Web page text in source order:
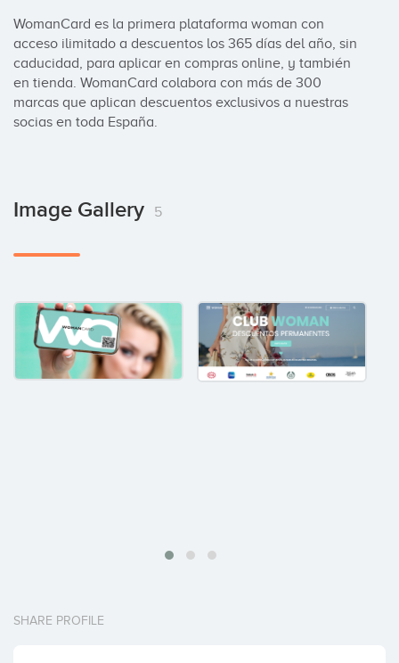
WomanCard es la primera plataforma woman con
acceso ilimitado a descuentos los 365 días del año, sin
caducidad, para aplicar en compras online, y también
en tienda. WomanCard colabora con más de 300
marcas que aplican descuentos exclusivos a nuestras
socias en toda España.
Image Gallery 5
SHARE PROFILE